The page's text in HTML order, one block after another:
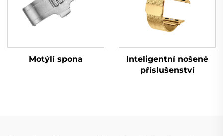
Motýlí spona
Inteligentní nošené
příslušenství